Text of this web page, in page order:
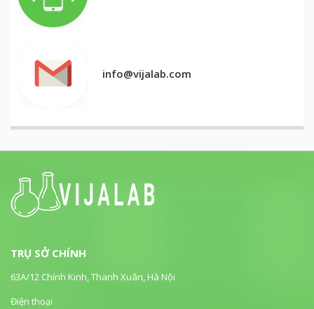
info@vijalab.com
TRỤ SỞ CHÍNH
63A/12 Chính Kinh, Thanh Xuân, Hà Nội
Điện thoại